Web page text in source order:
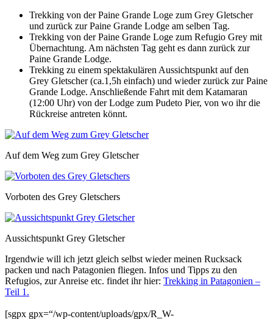
Trekking von der Paine Grande Loge zum Grey Gletscher
und zurück zur Paine Grande Lodge am selben Tag.
Trekking von der Paine Grande Loge zum Refugio Grey mit
Übernachtung. Am nächsten Tag geht es dann zurück zur
Paine Grande Lodge.
Trekking zu einem spektakulären Aussichtspunkt auf den
Grey Gletscher (ca.1,5h einfach) und wieder zurück zur Paine
Grande Lodge. Anschließende Fahrt mit dem Katamaran
(12:00 Uhr) von der Lodge zum Pudeto Pier, von wo ihr die
Rückreise antreten könnt.
Auf dem Weg zum Grey Gletscher
Vorboten des Grey Gletschers
Aussichtspunkt Grey Gletscher
Irgendwie will ich jetzt gleich selbst wieder meinen Rucksack
packen und nach Patagonien fliegen. Infos und Tipps zu den
Refugios, zur Anreise etc. findet ihr hier: Trekking in Patagonien –
Teil 1.
[sgpx gpx=“/wp-content/uploads/gpx/R_W-